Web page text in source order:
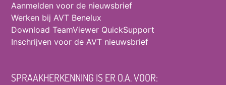
Aanmelden voor de nieuwsbrief
Werken bij AVT Benelux
Download TeamViewer QuickSupport
Inschrijven voor de AVT nieuwsbrief
SPRAAKHERKENNING IS ER O.A. VOOR: